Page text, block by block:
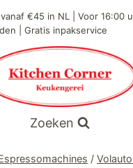
€45 in NL | Voor 16:00
| Gratis inpakservice
Zoeken
/